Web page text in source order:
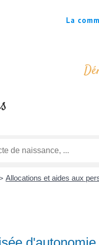
La
> Allocations et aides aux